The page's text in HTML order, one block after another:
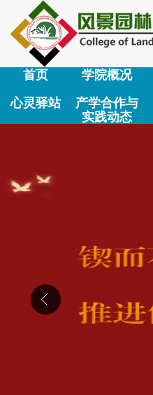
首页 学院概况
心灵驿站
产学合作与
实践动态